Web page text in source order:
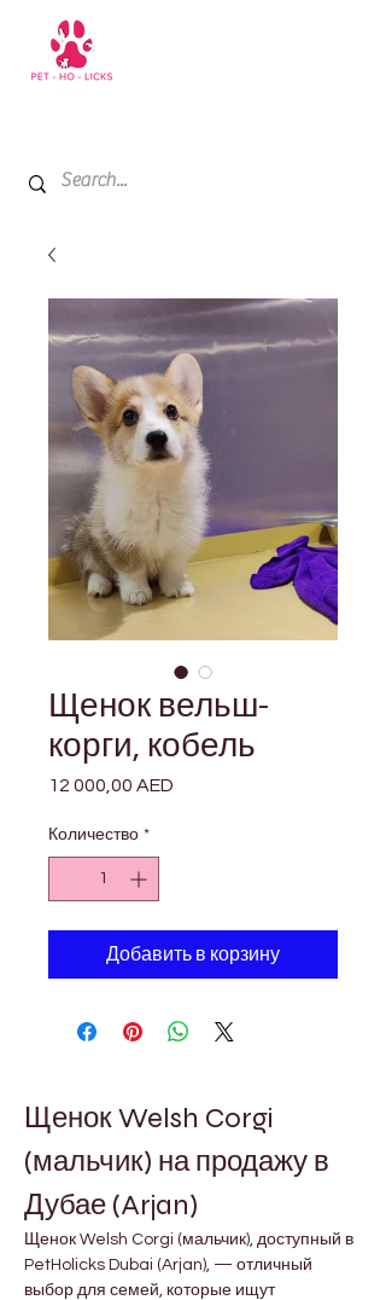
Щенок вельш-
корги, кобель
12 000,00 AED
Количество *
Добавить в корзину
Щенок Welsh Corgi
(мальчик) на продажу в
Дубае (Arjan)
Щенок Welsh Corgi (мальчик), доступный в
PetHolicks Dubai (Arjan), — отличный
выбор для семей, которые ищут